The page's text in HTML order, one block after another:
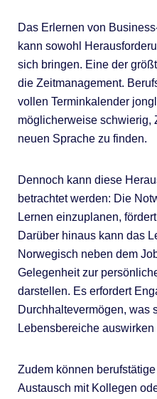
Das Erlernen von
kann sowohl
sich bringen. Eine der
die Zeitmanagement.
vollen Terminkalender
möglicherweise schwierig,
neuen Sprache zu finden.
Dennoch kann diese
betrachtet werden: Die
Lernen einzuplanen,
Darüber hinaus kann das
Norwegisch neben dem
Gelegenheit zur
darstellen. Es erfordert
Durchhaltevermögen, was
Lebensbereiche auswirken
Zudem können
Austausch mit Kollegen